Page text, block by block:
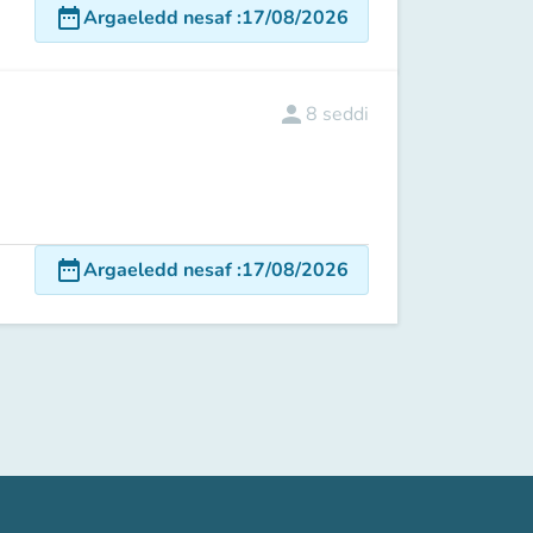
date_rangeArgaeledd nesaf:17/08/2026
person 8 seddi
date_rangeArgaeledd nesaf:17/08/2026